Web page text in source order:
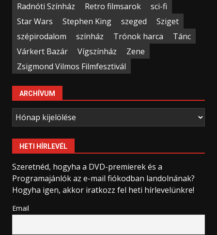
Radnóti Színház
Retro filmsarok
sci-fi
Star Wars
Stephen King szeged
Sziget
szépirodalom
színház Trónok harca
Tánc
Várkert Bazár
Vígszínház
Zene
Zsigmond Vilmos Filmfesztivál
ARCHÍVUM
Archívum
HETI HÍRLEVÉL
Szeretnéd, hogyha a DVD-premierek és a
Programajánlók az e-mail fiókodban landolnának?
Hogyha igen, akkor iratkozz fel heti hírlevelünkre!
Email